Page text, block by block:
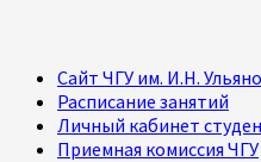
Сайт ЧГУ им. И.Н.
Расписание занятий
Личный кабинет
Приемная комиссия ЧГУ